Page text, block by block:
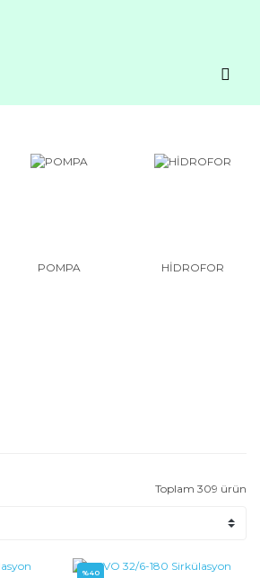
POMPA HİDROFOR
Toplam 309 ürün
%40